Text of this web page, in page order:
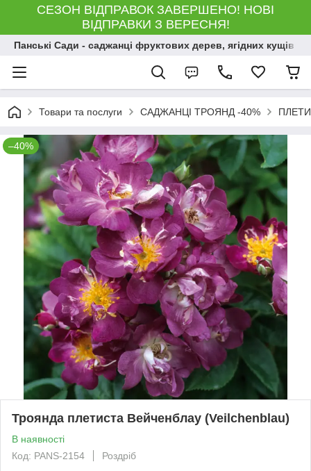
СЕЗОН ВІДПРАВОК ЗАВЕРШЕНО! НОВІ
ВІДПРАВКИ З ВЕРЕСНЯ!
Панські Сади - саджанці фруктових дерев, ягідних кущів і
Товари та послуги САДЖАНЦІ ТРОЯНД -40%
–40%
Троянда плетиста Вейченблау (Veilchenblau)
В наявності
Код: PANS-2154
Роздріб